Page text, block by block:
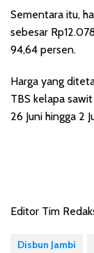
Sementara itu,
sebesar
94,64 persen.
Harga yang
TBS kelapa
26 Juni hingga 2
Editor Tim
Disbun Jambi